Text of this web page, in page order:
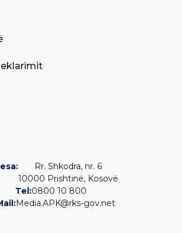
Rr. Shkodra, nr. 6
10000 Prishtinë, Kosovë
Tel:0800 10 800
Media.APK@rks-gov.net